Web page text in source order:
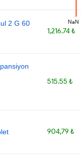
2 G 60
1,216.74 ₺
515.55 ₺
904,79 ₺
NaN